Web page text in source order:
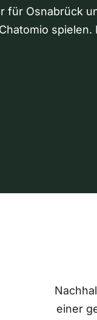
für Osnabrück
einer